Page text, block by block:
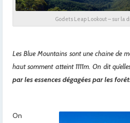
Godets Leap Lookout – sur la
Les Blue Mountains sont une chaine de
haut somment atteint 1111m. On dit
par les essences dégagées par les
On